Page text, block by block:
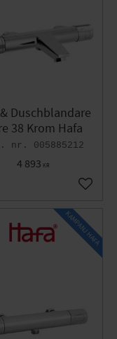
Duschblandare
38 Krom Hafa
005885212
4 893 KR
Lägg
KAMPANJ HAFA